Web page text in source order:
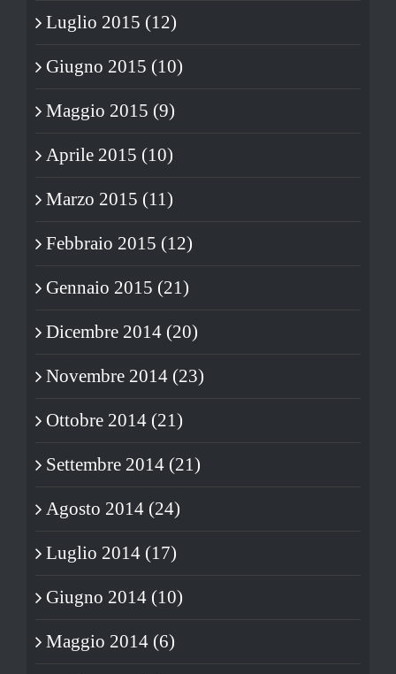
Luglio 2015 (12)
Giugno 2015 (10)
Maggio 2015 (9)
Aprile 2015 (10)
Marzo 2015 (11)
Febbraio 2015 (12)
Gennaio 2015 (21)
Dicembre 2014 (20)
Novembre 2014 (23)
Ottobre 2014 (21)
Settembre 2014 (21)
Agosto 2014 (24)
Luglio 2014 (17)
Giugno 2014 (10)
Maggio 2014 (6)